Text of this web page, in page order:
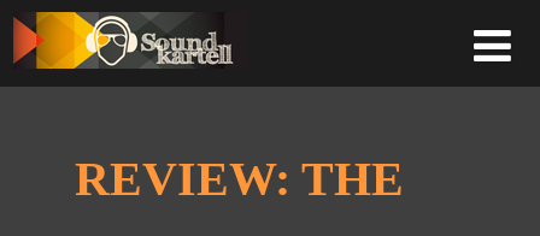
REVIEW: THE